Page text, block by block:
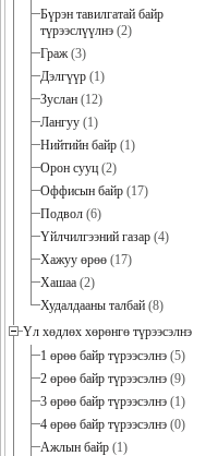
Бүрэн тавилгатай байр
түрээслүүлнэ (2)
Граж(3)
Дэлгүүр (1)
Зуслан (12)
Лангуу (1)
Нийтийн байр (1)
Орон сууц (2)
Оффисын байр (17)
Подвол (6)
Үйлчилгээний газар (4)
Хажуу өрөө (17)
Хашаа (2)
Худалдааны талбай (8)
Үл хөдлөх хөрөнгө түрээсэлнэ
1 өрөө байр түрээсэлнэ (5)
2 өрөө байр түрээсэлнэ (9)
3 өрөө байр түрээсэлнэ (1)
4 өрөө байр түрээсэлнэ (0)
Ажлын байр (1)